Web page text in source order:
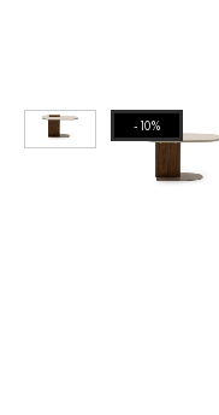
-10%